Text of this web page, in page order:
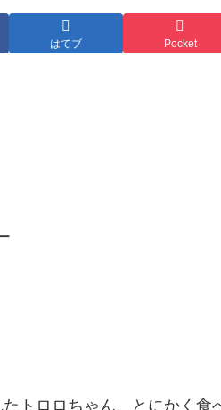
はてブ Pocket
トロロちゃん、とにかく食